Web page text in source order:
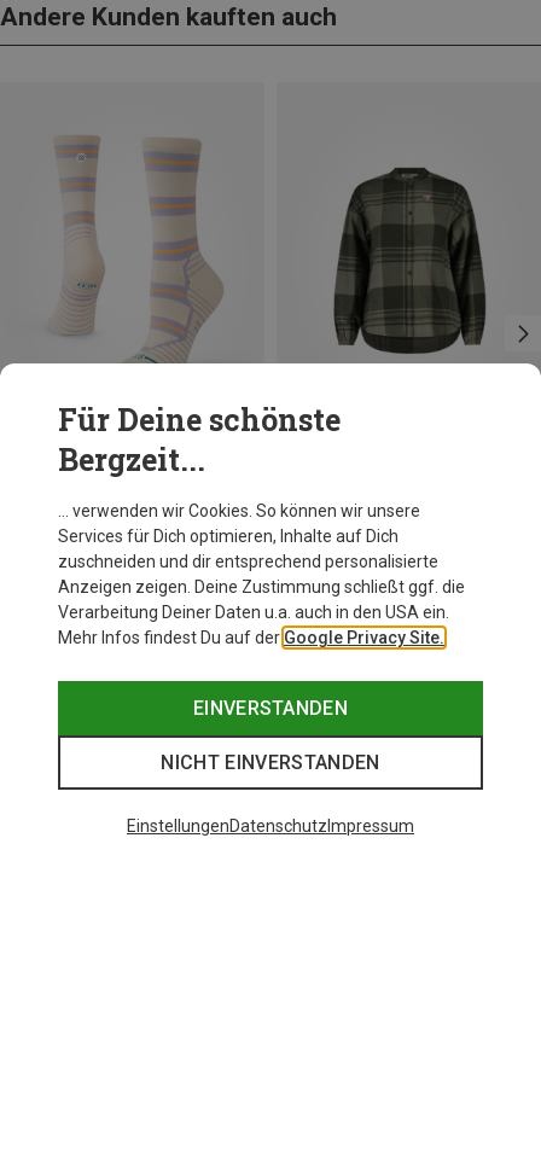
Andere Kunden kauften auch
Du sparst 27%
Für Deine schönste
Bergzeit...
… verwenden wir Cookies. So können wir unsere
Services für Dich optimieren, Inhalte auf Dich
zuschneiden und dir entsprechend personalisierte
Anzeigen zeigen. Deine Zustimmung schließt ggf. die
Verarbeitung Deiner Daten u.a. auch in den USA ein.
Mehr Infos findest Du auf der Google Privacy Site.
EINVERSTANDEN
NICHT EINVERSTANDEN
EinstellungenDatenschutz Impressum